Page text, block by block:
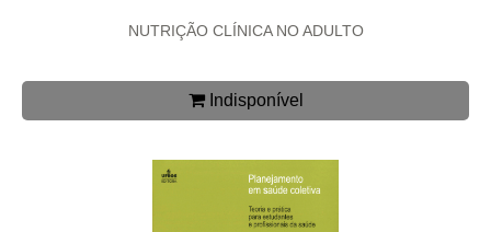
NUTRIÇÃO CLÍNICA NO ADULTO
Indisponível